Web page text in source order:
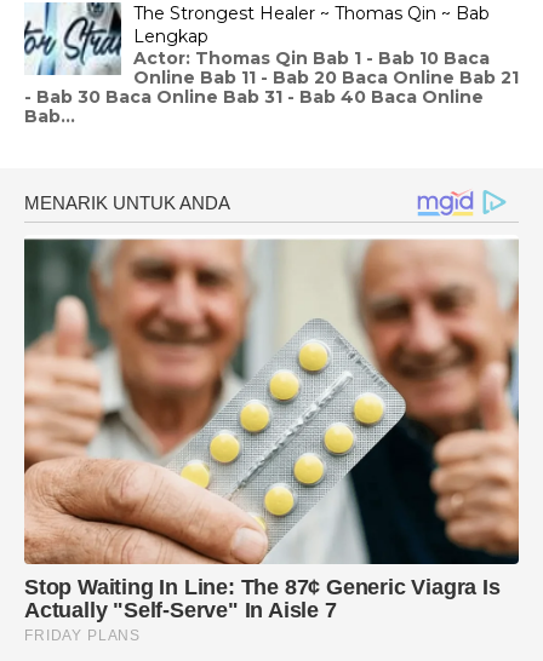
The Strongest Healer ~ Thomas Qin ~ Bab
Lengkap
Actor: Thomas Qin Bab 1 - Bab 10 Baca
Online Bab 11 - Bab 20 Baca Online Bab 21
- Bab 30 Baca Online Bab 31 - Bab 40 Baca Online
Bab...